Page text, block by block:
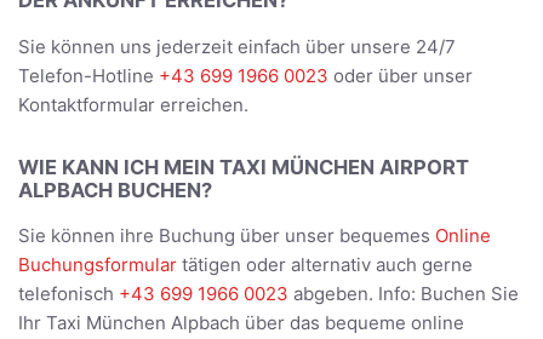
Sie können uns jederzeit einfach über unsere 24/7
Telefon-Hotline +43 699 1966 0023 oder über unser
Kontaktformular erreichen.
WIE KANN ICH MEIN TAXI MÜNCHEN AIRPORT
ALPBACH BUCHEN?
Sie können ihre Buchung über unser bequemes Online
Buchungsformular tätigen oder alternativ auch gerne
telefonisch +43 699 1966 0023 abgeben. Info: Buchen Sie
Ihr Taxi München Alpbach über das bequeme online